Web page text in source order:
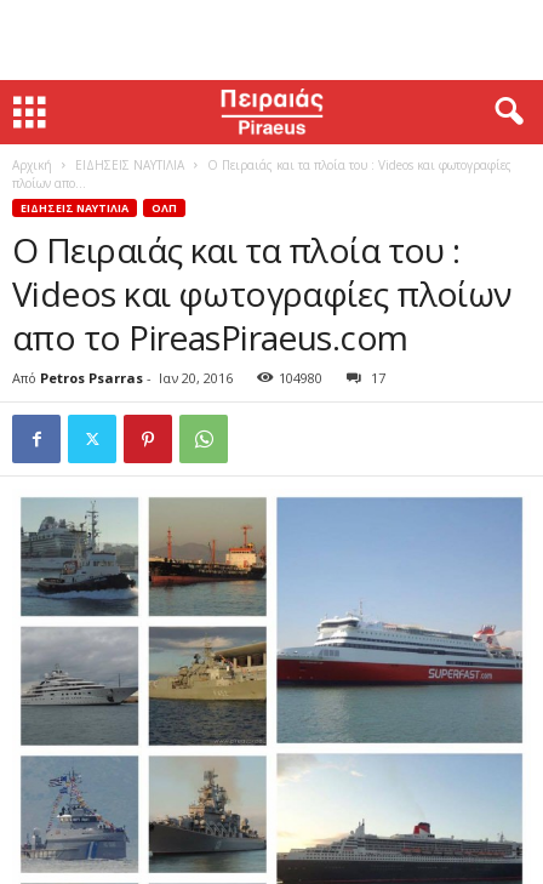
Αρχική ΕΙΔΗΣΕΙΣ ΝΑΥΤΙΛΙΑ
Ο Πειραιάς και τα πλοία του : Videos και φωτογραφίες
πλοίων απο...
ΕΙΔΗΣΕΙΣ ΝΑΥΤΙΛΙΑ ΟΛΠ
Ο Πειραιάς και τα πλοία του :
Videos και φωτογραφίες πλοίων
απο το PireasPiraeus.com
Από Petros Psarras - Ιαν 20, 2016 104980 17